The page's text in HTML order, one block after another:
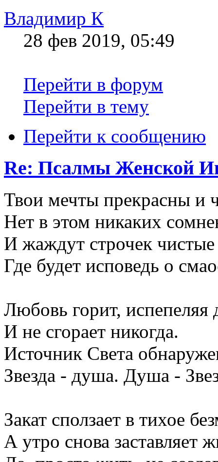
Владимир К
28 фев 2019, 05:49
Перейти в форум
Перейти в тему
Перейти к сообщению
Re: Псалмы Женской
Твои мечты прекрасны и
Нет в этом никаких
И жаждут строчек
Где будет исповедь о
Любовь горит, испепеляя
И не сгорает никогда.
Источник Света
Звезда - душа. Душа -
Закат сползает в тихое
А утро снова заставляет